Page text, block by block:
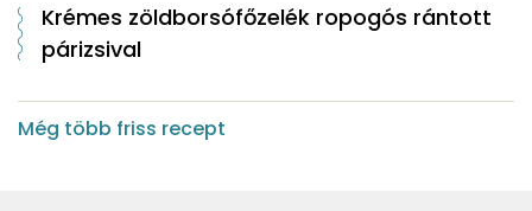
Krémes zöldborsófőzelék ropogós rántott
párizsival
Még több friss recept